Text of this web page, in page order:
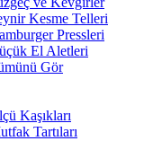
Kesme Telleri
Pressleri
El Aletleri
Gör
Kaşıkları
Tartıları